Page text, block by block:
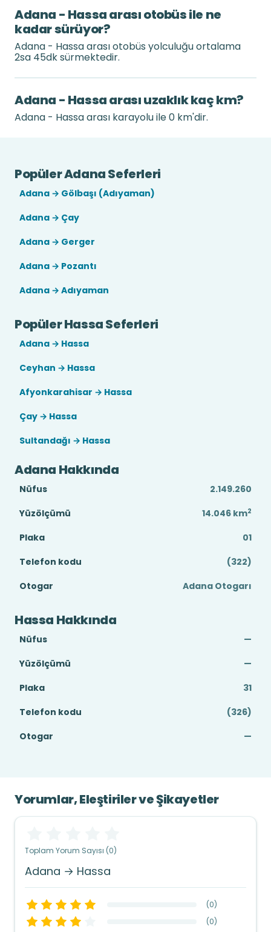
Adana - Hassa arası otobüs ile ne
kadar sürüyor?
Adana - Hassa arası otobüs yolculuğu ortalama
2sa 45dk sürmektedir.
Adana - Hassa arası uzaklık kaç km?
Adana - Hassa arası karayolu ile 0 km'dir.
Popüler Adana Seferleri
Adana → Gölbaşı (Adıyaman)
Adana → Çay
Adana → Gerger
Adana → Pozantı
Adana → Adıyaman
Popüler Hassa Seferleri
Adana → Hassa
Ceyhan → Hassa
Afyonkarahisar → Hassa
Çay → Hassa
Sultandağı → Hassa
Adana Hakkında
Nüfus
2.149.260
Yüzölçümü
14.046 km2
Plaka
01
Telefon kodu
(322)
Otogar
Adana Otogarı
Hassa Hakkında
Nüfus
—
Yüzölçümü
—
Plaka
31
Telefon kodu
(326)
Otogar
—
Yorumlar, Eleştiriler ve Şikayetler
Toplam Yorum Sayısı (0)
Adana → Hassa
(0)
(0)